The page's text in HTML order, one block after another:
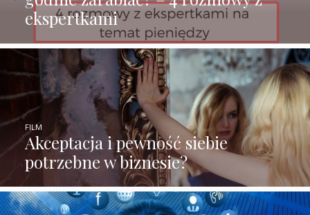
ekspertkami
Akceptacja i pewność siebie
potrzebne w biznesie?
FILM